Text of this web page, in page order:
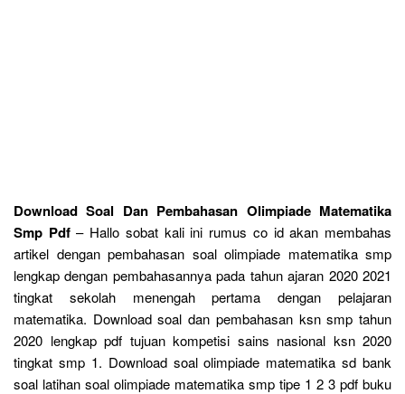
Download Soal Dan Pembahasan Olimpiade Matematika
Smp Pdf– Hallo sobat kali ini rumus co id akan membahas
artikel dengan pembahasan soal olimpiade matematika smp
lengkap dengan pembahasannya pada tahun ajaran 2020 2021
tingkat sekolah menengah pertama dengan pelajaran
matematika. Download soal dan pembahasan ksn smp tahun
2020 lengkap pdf tujuan kompetisi sains nasional ksn 2020
tingkat smp 1. Download soal olimpiade matematika sd bank
soal latihan soal olimpiade matematika smp tipe 1 2 3 pdf buku